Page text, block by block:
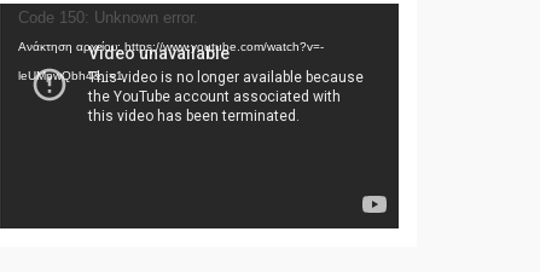
Πρόγραμμα
Αναπαραγωγής
Βίντεο
Code 150: Unknown error.
Ανάκτηση αρχείου: https://www.youtube.com/watch?v=-
leUMpwQbh4&_=1